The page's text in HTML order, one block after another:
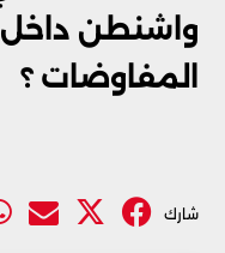
واشنطن داخل
المفاوضات ؟
شارك